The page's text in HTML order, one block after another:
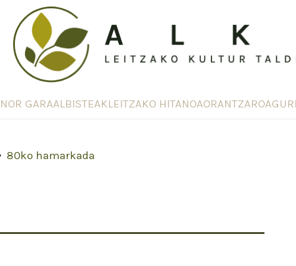
NOR GARAALBISTEAKLEITZAKO HITANOAORANTZAROA
80ko hamarkada